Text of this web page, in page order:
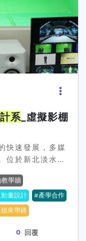
系 _虛擬影棚
速發展，多媒
位於新北淡水的
生將享有「4
福利，並提供4
元的生活津
，讓學生能無後
、師徒傳承」的
學牆
畫設計
產學合作
來帶路
0 回覆